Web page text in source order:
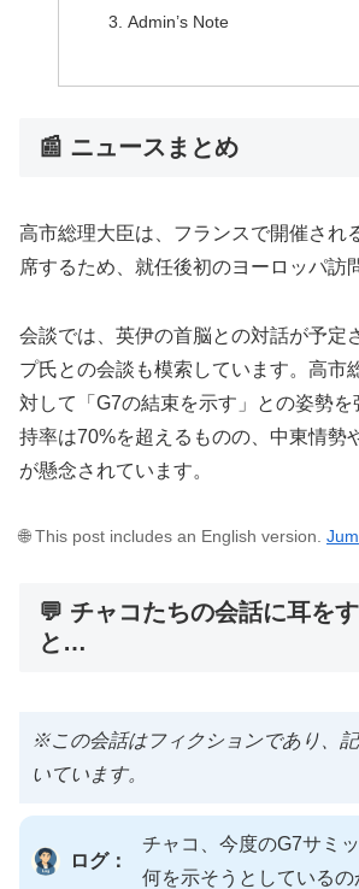
Admin’s Note
📰 ニュースまとめ
高市総理大臣は、フランスで開催され
席するため、就任後初のヨーロッパ訪
会談では、英伊の首脳との対話が予定
プ氏との会談も模索しています。高市
対して「G7の結束を示す」との姿勢
持率は70%を超えるものの、中東情勢
が懸念されています。
🌐 This post includes an English version.
💬 チャコたちの会話に耳を
と…
※この会話はフィクションであり、
いています。
ログ：
チャコ、今度のG7サミ
何を示そうとしているの